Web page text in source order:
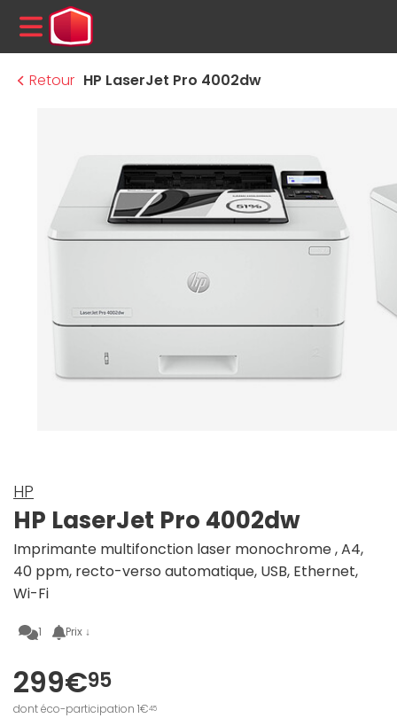
MENU
Retour HP LaserJet Pro 4002dw
HP
HP LaserJet Pro 4002dw
Imprimante multifonction laser monochrome , A4,
40 ppm, recto-verso automatique, USB, Ethernet,
Wi-Fi
1 Prix ↓
299€95
dont éco-participation 1€45